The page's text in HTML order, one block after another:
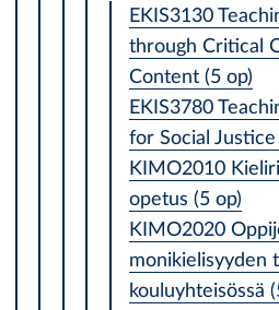
EKIS3130
through Critical
Content (5 op)
EKIS3780
for Social Justice
KIMO2010
opetus (5 op)
KIMO2020
monikielisyyden
kouluyhteisössä